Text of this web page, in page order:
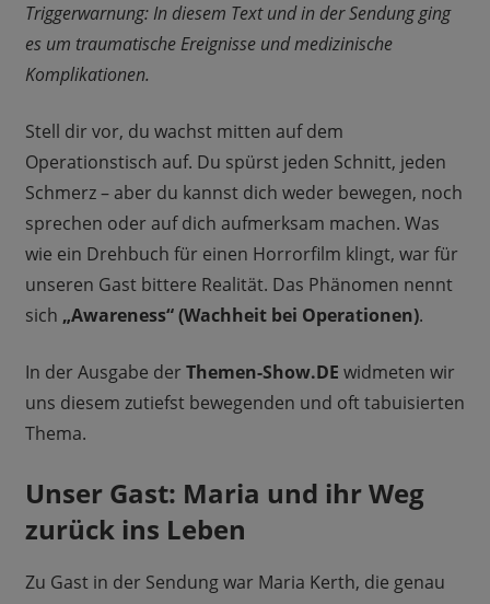
Triggerwarnung: In diesem Text und in der Sendung ging
es um traumatische Ereignisse und medizinische
Komplikationen.
Stell dir vor, du wachst mitten auf dem
Operationstisch auf. Du spürst jeden Schnitt, jeden
Schmerz – aber du kannst dich weder bewegen, noch
sprechen oder auf dich aufmerksam machen. Was
wie ein Drehbuch für einen Horrorfilm klingt, war für
unseren Gast bittere Realität. Das Phänomen nennt
sich „Awareness“ (Wachheit bei Operationen).
In der Ausgabe der Themen-Show.DE widmeten wir
uns diesem zutiefst bewegenden und oft tabuisierten
Thema.
Unser Gast: Maria und ihr Weg
zurück ins Leben
Zu Gast in der Sendung war Maria Kerth, die genau